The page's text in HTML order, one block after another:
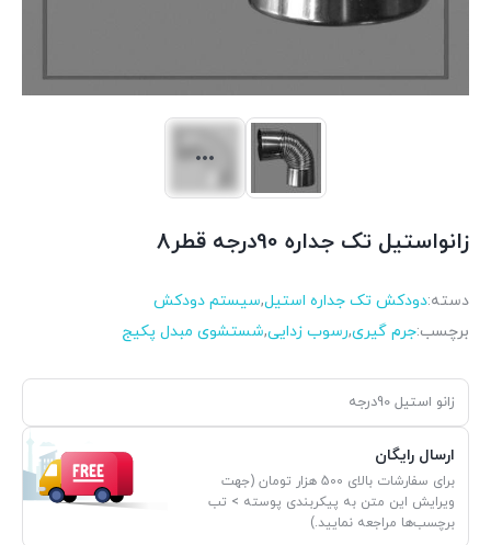
زانواستیل تک جداره 90درجه قطر8
دسته:دودکش تک جداره استیل,سیستم دودکش
برچسب:جرم گیری,رسوب زدایی,شستشوی مبدل پکیج
زانو استیل 90درجه
ارسال رایگان
برای سفارشات بالای 500 هزار تومان (جهت
ویرایش این متن به پیکربندی پوسته > تب
برچسب‌ها مراجعه نمایید.)